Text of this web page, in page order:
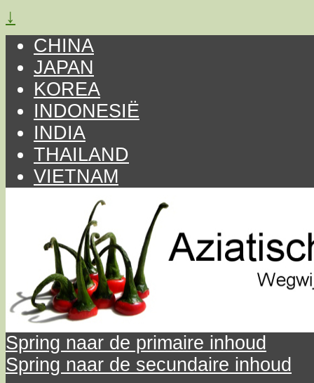
↓
CHINA
JAPAN
KOREA
INDONESIË
INDIA
THAILAND
VIETNAM
Spring naar de primaire inhoud
Spring naar de secundaire inhoud